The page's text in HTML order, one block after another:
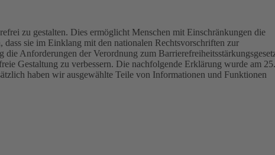
zu gestalten. Dies ermöglicht Menschen mit Einschränkungen die
sie im Einklang mit den nationalen Rechtsvorschriften zur
Anforderungen der Verordnung zum
Gestaltung zu verbessern. Die nachfolgende Erklärung wurde am 25.
haben wir ausgewählte Teile von Informationen und Funktionen